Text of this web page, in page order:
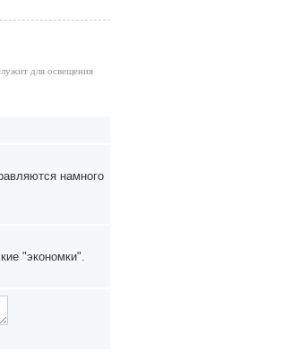
для освещения
намного
"экономки".